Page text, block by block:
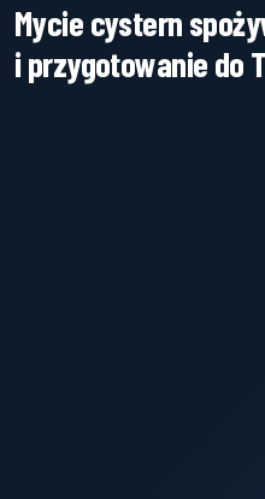
Mycie cystern
i przygotowanie do